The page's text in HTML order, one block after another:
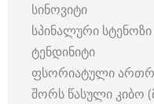
სინოვიტი
სპინალური სტენოზი
ტენდინიტი
ფსორიატული
შორს წასული კიბო